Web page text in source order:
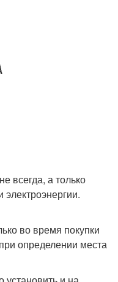
всегда, а только
во время покупки
определении места